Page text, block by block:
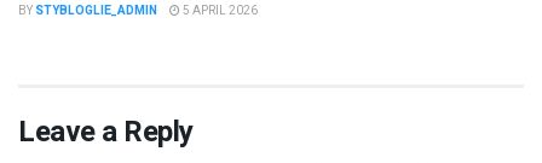
BY STYBLOGLIE_ADMIN 5 APRIL 2026
Leave a Reply